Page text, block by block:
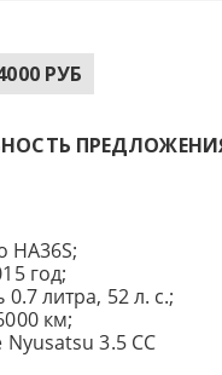
РУБ
ПРЕДЛОЖЕНИЯ
HA36S;
год;
0.7 литра, 52 л. с.;
км;
Nyusatsu 3.5 CC